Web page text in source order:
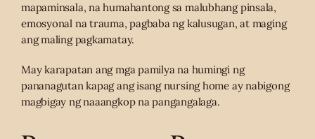
mapaminsala, na humahantong sa malubhang pinsala,
emosyonal na trauma, pagbaba ng kalusugan, at maging
ang maling pagkamatay.
May karapatan ang mga pamilya na humingi ng
pananagutan kapag ang isang nursing home ay nabigong
magbigay ng naaangkop na pangangalaga.